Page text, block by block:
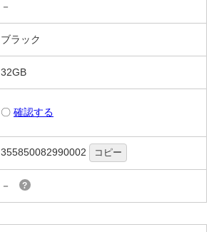
－
ブラック
32GB
〇 確認する
355850082990002 コピー
－ ?